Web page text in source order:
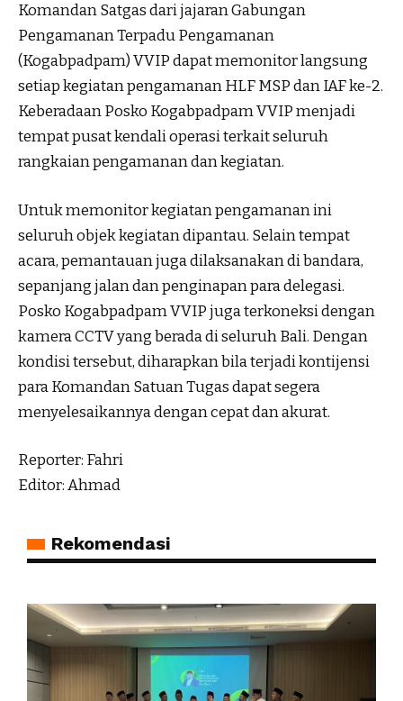
Komandan Satgas dari jajaran Gabungan
Pengamanan Terpadu Pengamanan
(Kogabpadpam) VVIP dapat memonitor langsung
setiap kegiatan pengamanan HLF MSP dan IAF ke-2.
Keberadaan Posko Kogabpadpam VVIP menjadi
tempat pusat kendali operasi terkait seluruh
rangkaian pengamanan dan kegiatan.
Untuk memonitor kegiatan pengamanan ini
seluruh objek kegiatan dipantau. Selain tempat
acara, pemantauan juga dilaksanakan di bandara,
sepanjang jalan dan penginapan para delegasi.
Posko Kogabpadpam VVIP juga terkoneksi dengan
kamera CCTV yang berada di seluruh Bali. Dengan
kondisi tersebut, diharapkan bila terjadi kontijensi
para Komandan Satuan Tugas dapat segera
menyelesaikannya dengan cepat dan akurat.
Reporter: Fahri
Editor: Ahmad
Rekomendasi